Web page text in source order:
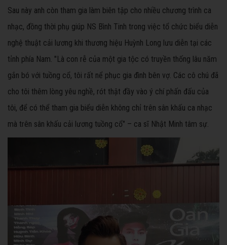
Sau này anh còn tham gia làm biên tập cho nhiều chương trình ca
nhạc, đồng thời phụ giúp NS Bình Tinh trong việc tổ chức biểu diễn
nghệ thuật cải lương khi thương hiệu Huỳnh Long lưu diễn tại các
tỉnh phía Nam. "Là con rễ của một gia tộc có truyền thống lâu năm
gắn bó với tuồng cổ, tôi rất nể phục gia đình bên vợ. Các cô chú đã
cho tôi thêm lòng yêu nghề, rót thật đầy vào ý chí phấn đấu của
tôi, để có thể tham gia biểu diễn không chỉ trên sân khấu ca nhạc
mà trên sân khấu cải lương tuồng cổ" – ca sĩ Nhật Minh tâm sự.